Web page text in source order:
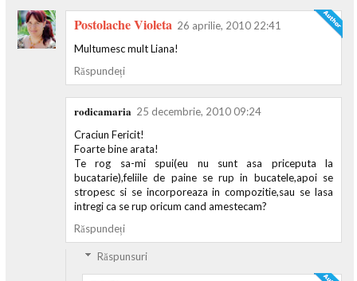
Postolache Violeta 26 aprilie, 2010 22:41
Multumesc mult Liana!
Răspundeți
rodicamaria 25 decembrie, 2010 09:24
Craciun Fericit!
Foarte bine arata!
Te rog sa-mi spui(eu nu sunt asa priceputa la
bucatarie),feliile de paine se rup in bucatele,apoi se
stropesc si se incorporeaza in compozitie,sau se lasa
intregi ca se rup oricum cand amestecam?
Răspundeți
Răspunsuri